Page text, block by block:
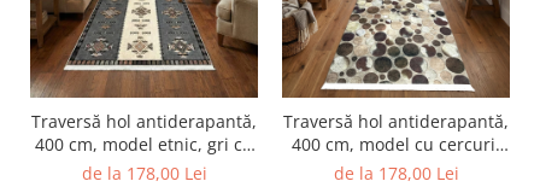
Traversă hol antiderapantă,
400 cm, model etnic, gri cu
bej
de la 178,00 Lei
Traversă hol antiderapantă,
400 cm, model cu cercuri,
bej-maro
de la 178,00 Lei